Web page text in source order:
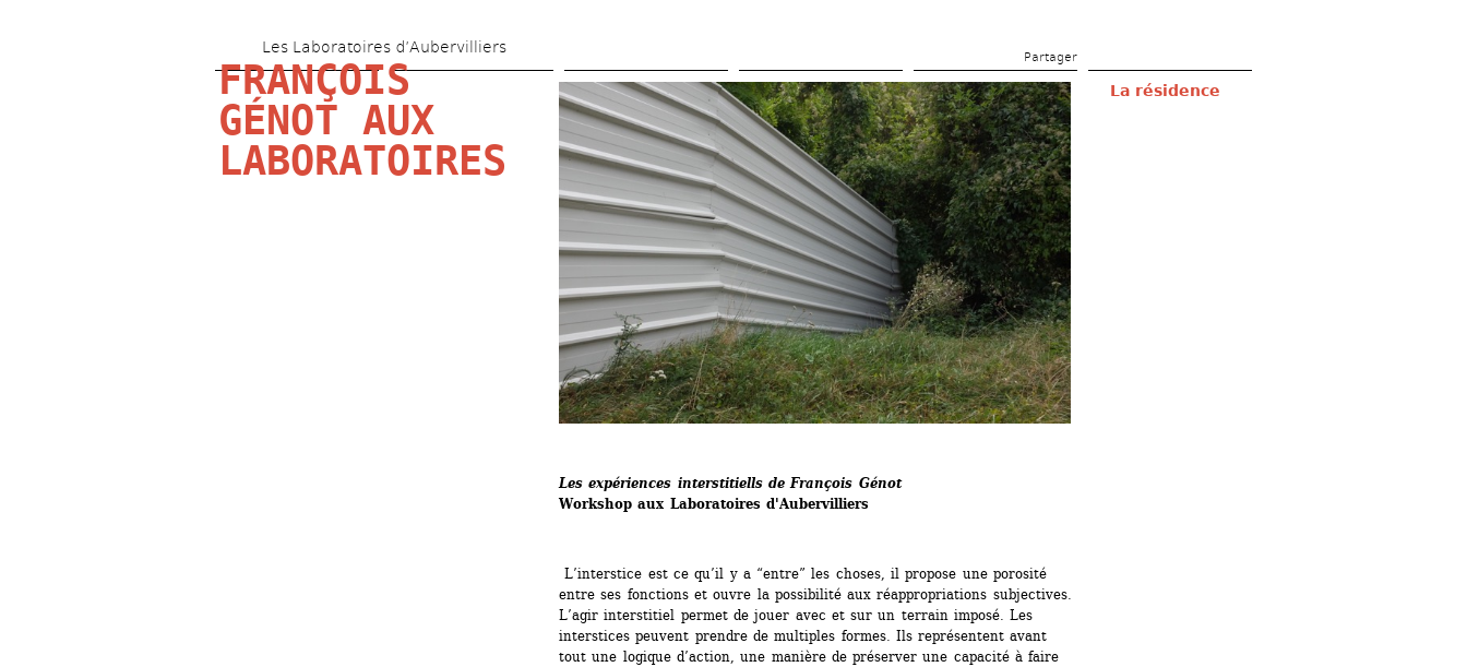
contenu
principal
Les Laboratoires d’Aubervilliers
Partager
FRANÇOIS
GÉNOT AUX
LABORATOIRES
Les expériences interstitiells de François Génot
Workshop aux Laboratoires d'Aubervilliers
L’interstice est ce qu’il y a “entre” les choses, il propose une porosité
entre ses fonctions et ouvre la possibilité aux réappropriations subjectives.
L’agir interstitiel permet de jouer avec et sur un terrain imposé. Les
interstices peuvent prendre de multiples formes. Ils représentent avant
tout une logique d’action, une manière de préserver une capacité à faire
La résidence